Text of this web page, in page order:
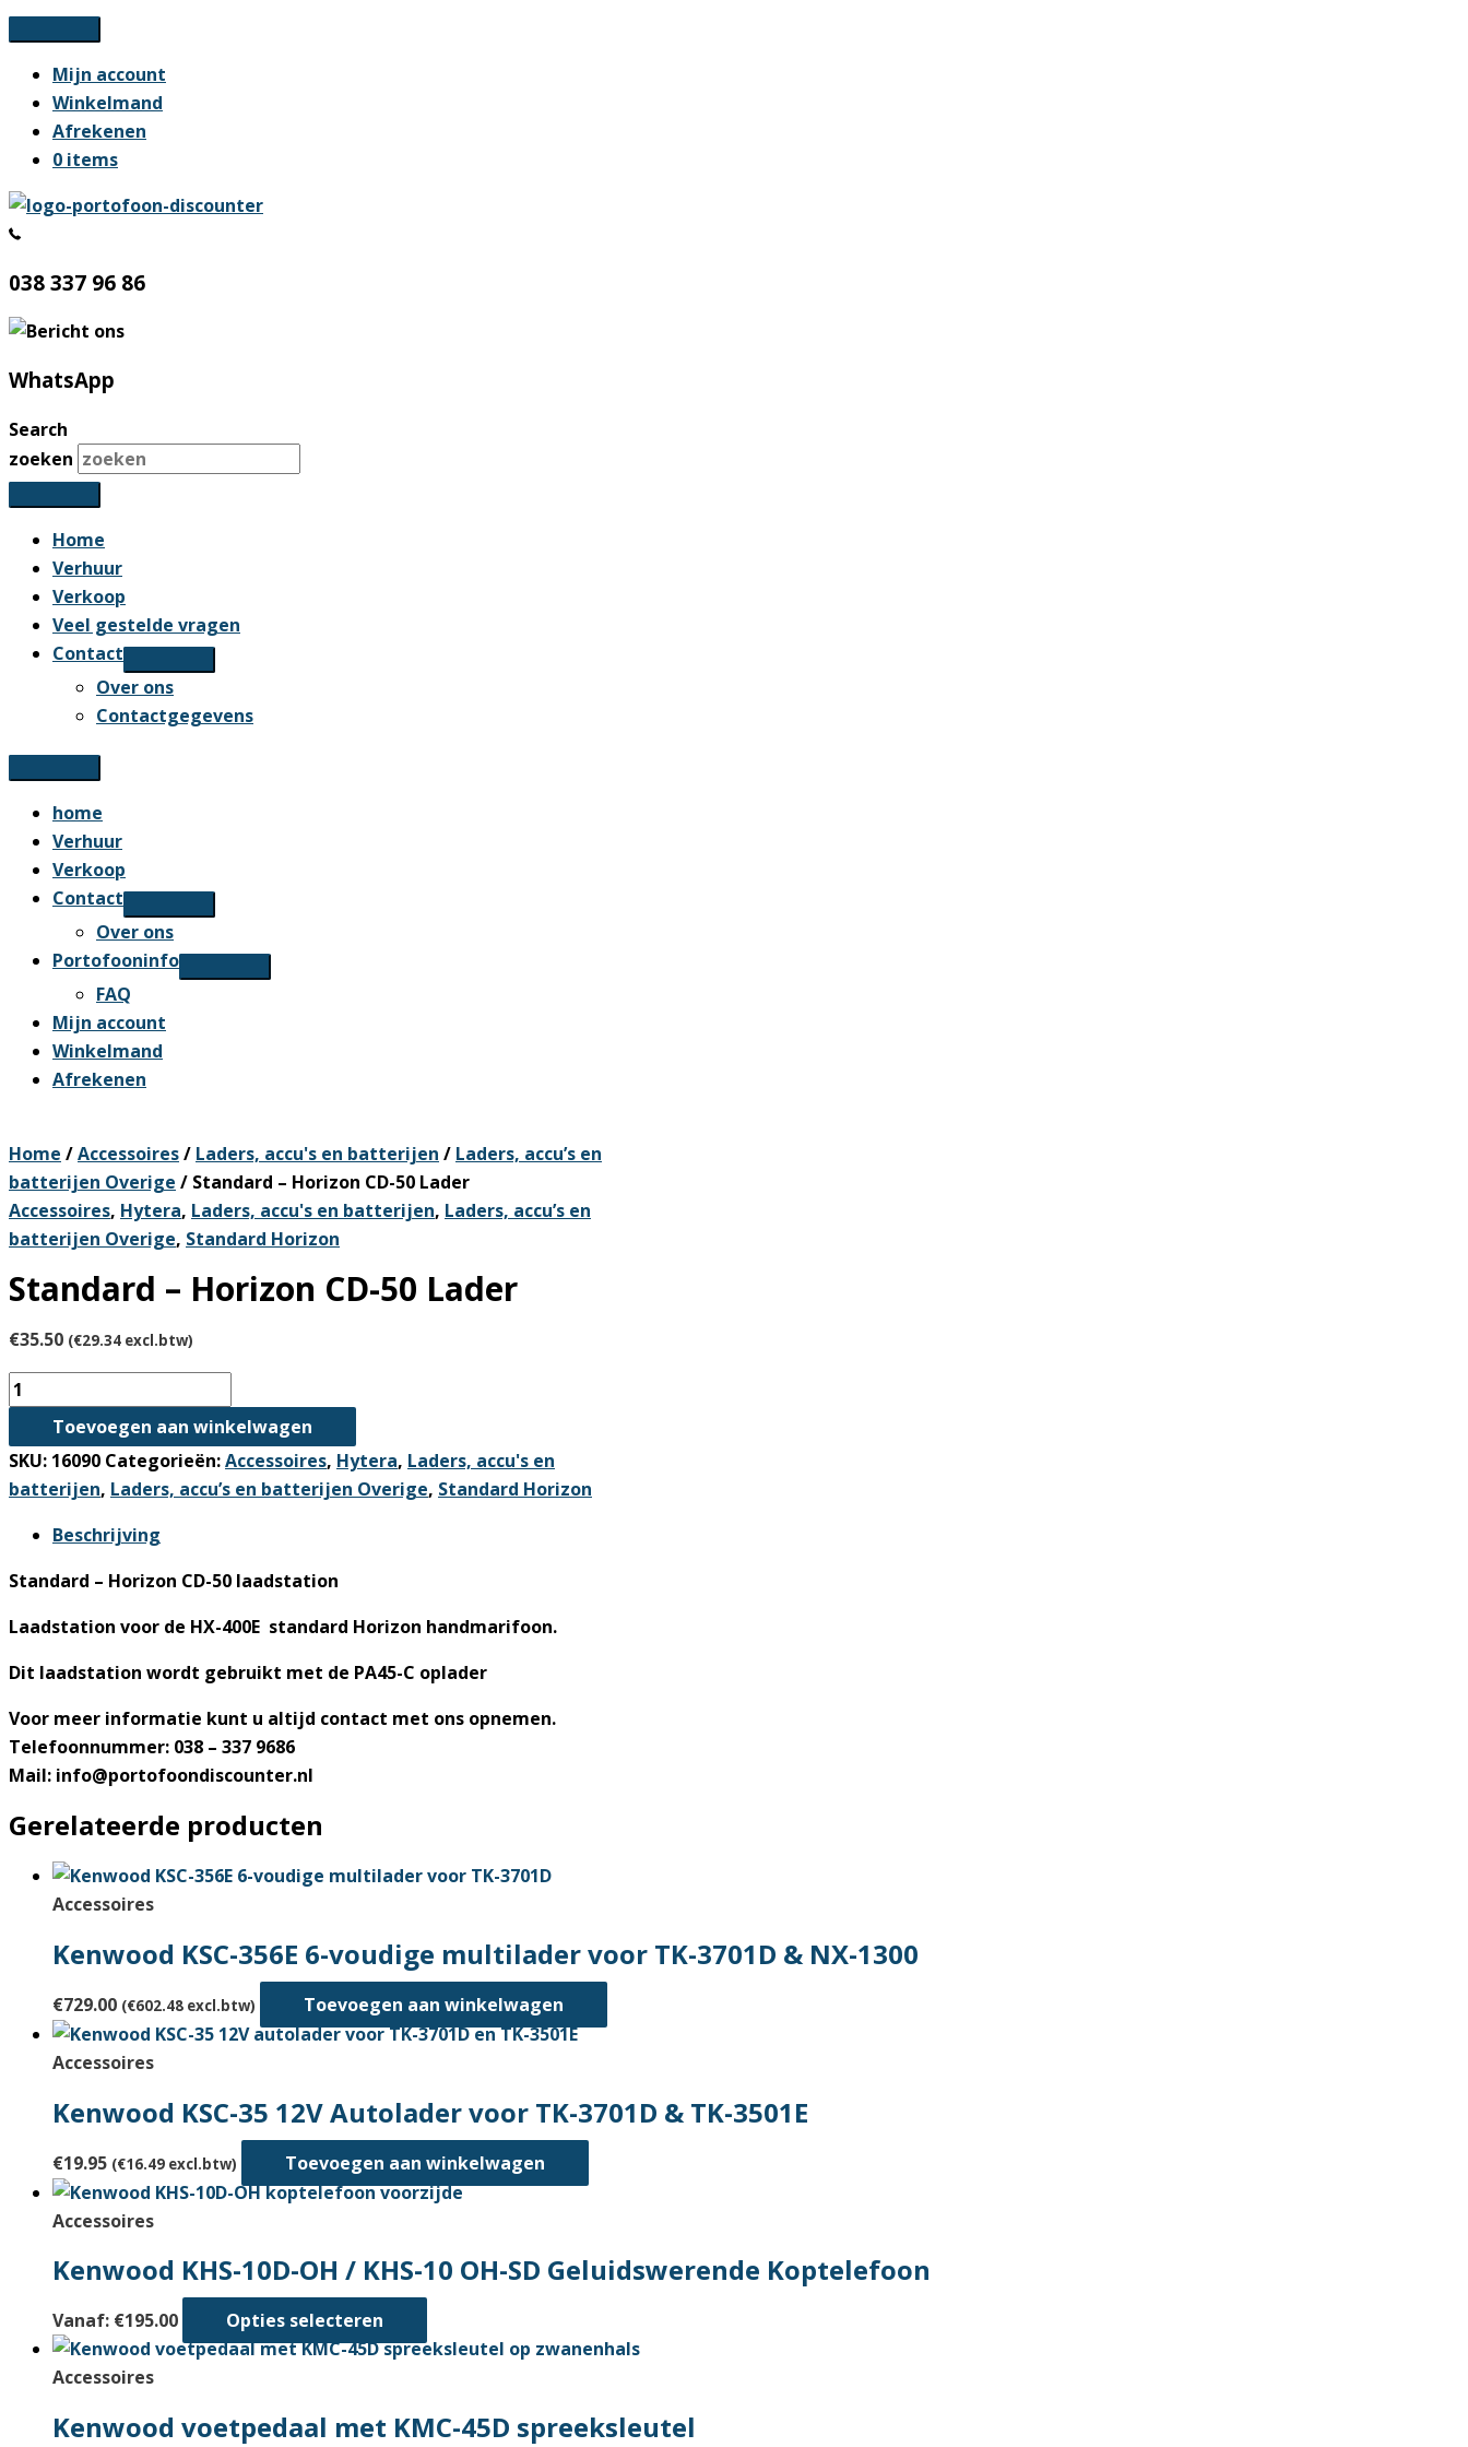
Ga
naar
inhoud
Mijn account
Winkelmand
Afrekenen
0 items
038 337 96 86
WhatsApp
Search
zoeken
Home
Verhuur
Verkoop
Veel gestelde vragen
Contact
Over ons
Contactgegevens
home
Verhuur
Verkoop
Contact
Over ons
Portofooninfo
FAQ
Mijn account
Winkelmand
Afrekenen
Home /Accessoires/ Laders, accu's en batterijen / Laders, accu’s en
batterijen Overige / Standard – Horizon CD-50 Lader
Accessoires, Hytera, Laders, accu's en batterijen, Laders, accu’s en
batterijen Overige, Standard Horizon
Standard – Horizon CD-50 Lader
€35.50 (€29.34 excl.btw)
Standard
-
Horizon
CD-
50
Lader
Toevoegen aan winkelwagen
SKU: 16090 Categorieën:Accessoires, Hytera, Laders, accu's en
batterijen, Laders, accu’s en batterijen Overige, Standard Horizon
Beschrijving
Standard – Horizon CD-50 laadstation
Laadstation voor de HX-400E standard Horizon handmarifoon.
Dit laadstation wordt gebruikt met de PA45-C oplader
Voor meer informatie kunt u altijd contact met ons opnemen.
Telefoonnummer: 038 – 337 9686
Mail: info@portofoondiscounter.nl
Gerelateerde producten
Accessoires
Kenwood KSC-356E 6-voudige multilader voor TK-3701D & NX-1300
€729.00 (€602.48 excl.btw) Toevoegen aan winkelwagen
Accessoires
Kenwood KSC-35 12V Autolader voor TK-3701D & TK-3501E
€19.95 (€16.49 excl.btw) Toevoegen aan winkelwagen
Accessoires
Kenwood KHS-10D-OH / KHS-10 OH-SD Geluidswerende Koptelefoon
Vanaf: €195.00 Opties selecteren
product
variaties.
Accessoires
Kenwood voetpedaal met KMC-45D spreeksleutel